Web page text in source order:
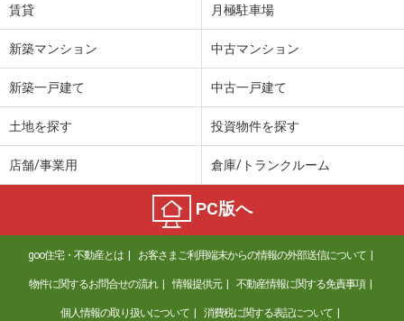
長崎県長崎市上小島２
5.40万円
長崎県大村市鬼橋町
5.40万円
住 所
長崎県大村市鬼橋町
専有面積 57.63m²
間取り
2LDK
長崎県長崎市尾上町
賃貸 月極駐車場
新築マンション 中古マンション
新築一戸建て 中古一戸建て
土地を探す 投資物件を探す
店舗/事業用 倉庫/トランクルーム
PC版へ
goo住宅・不動産とは お客さまご利用端末からの情報の外部送信について
物件に関するお問合せの流れ 情報提供元 不動産情報に関する免責事項
個人情報の取り扱いについて 消費税に関する表記について